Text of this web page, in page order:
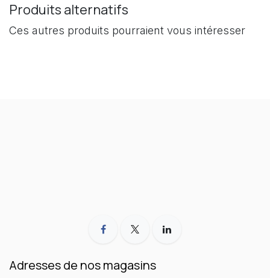
Produits alternatifs
Ces autres produits pourraient vous intéresser
Adresses de nos magasins